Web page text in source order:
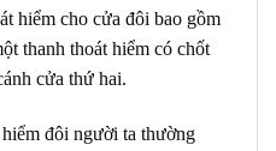
hiểm cho cửa đôi bao gồm
thanh thoát hiểm có chốt
cửa thứ hai.
đôi người ta thường